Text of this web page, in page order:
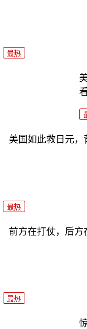
最热
美国如此救日元，
最热
前方在打仗，后方
最热